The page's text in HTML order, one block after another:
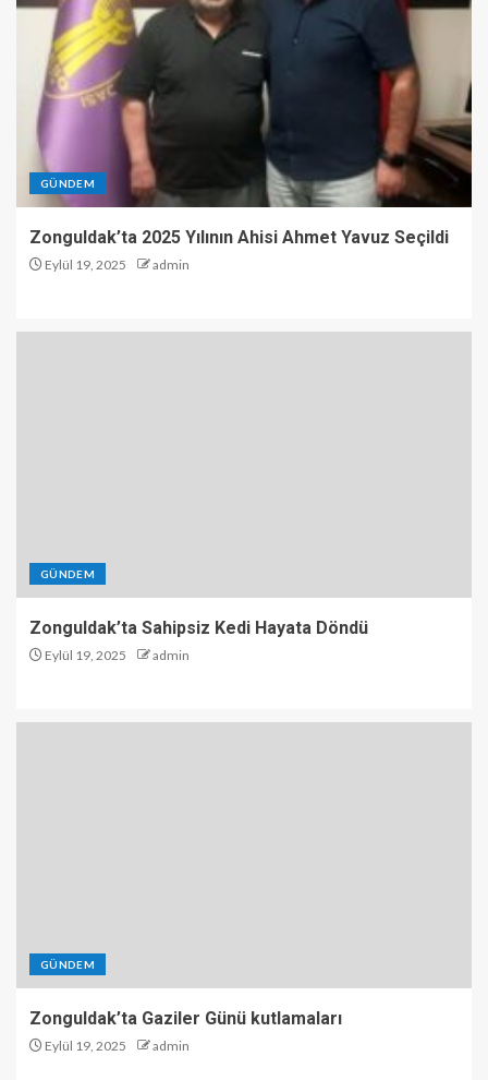
GÜNDEM
Zonguldak’ta 2025 Yılının Ahisi Ahmet Yavuz Seçildi
Eylül 19, 2025 admin
GÜNDEM
Zonguldak’ta Sahipsiz Kedi Hayata Döndü
Eylül 19, 2025 admin
GÜNDEM
Zonguldak’ta Gaziler Günü kutlamaları
Eylül 19, 2025 admin